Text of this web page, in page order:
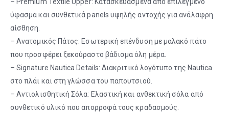
ύφασμα και συνθετικά panels υψηλής αντοχής για ανάλαφρη
αίσθηση.
– Ανατομικός Πάτος: Εσωτερική επένδυση με μαλακό πάτο
που προσφέρει ξεκούραστο βάδισμα όλη μέρα.
– Signature Nautica Details: Διακριτικό λογότυπο της Nautica
στο πλάι και στη γλώσσα του παπουτσιού.
– Αντιολισθητική Σόλα: Ελαστική και ανθεκτική σόλα από
συνθετικό υλικό που απορροφά τους κραδασμούς.